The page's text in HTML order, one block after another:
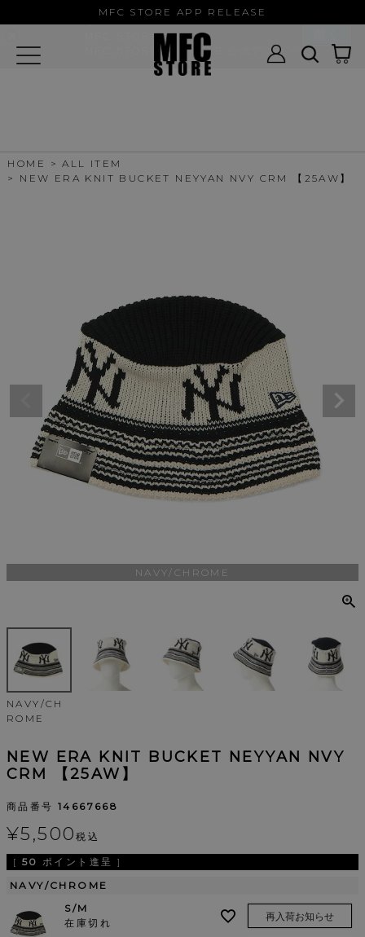
MFC STORE APP RELEASE
HOME
ALL ITEM
NEW ERA KNIT BUCKET NEYYAN NVY CRM 【25AW】
NAVY/CHROME
NAVY/CH
ROME
NEW ERA KNIT BUCKET NEYYAN NVY
CRM 【25AW】
商品番号 14667668
¥5,500税込
[ 50 ポイント進呈 ]
NAVY/CHROME
S/M
在庫切れ
再入荷お知らせ
MFC STORE
MFC STORE/EXAMPLE 公式アプリ -
Google Play